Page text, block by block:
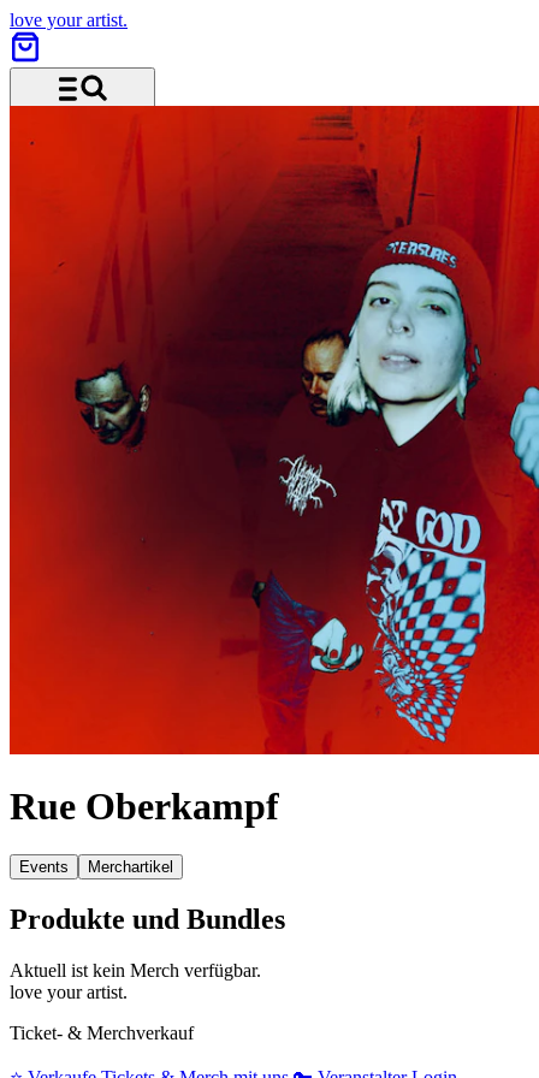
love your artist.
Rue Oberkampf
Events Merchartikel
Produkte und Bundles
Aktuell ist kein Merch verfügbar.
love your artist.
Ticket- & Merchverkauf